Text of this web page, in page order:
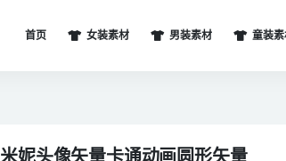
首页 女装素材 男装素材 童装素
妮头像矢量卡通动画圆形矢量